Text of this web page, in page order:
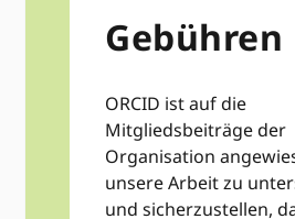
Gebühren
ORCID ist auf die
Mitgliedsbeiträge der
Organisation
unsere Arbeit zu
und sicherzustellen,